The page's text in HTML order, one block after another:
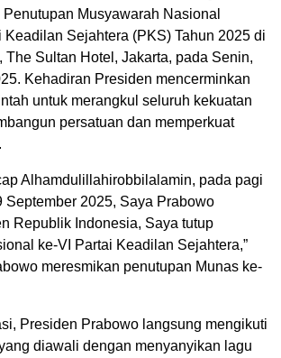
Musyawarah Nasional
Keadilan Sejahtera (PKS) Tahun 2025 di
The Sultan Hotel, Jakarta, pada Senin,
Kehadiran Presiden mencerminkan
untuk merangkul seluruh kekuatan
persatuan dan memperkuat
Alhamdulillahirobbilalamin, pada pagi
September 2025, Saya Prabowo
Republik Indonesia, Saya tutup
ke-VI Partai Keadilan Sejahtera,”
meresmikan penutupan Munas ke-
Presiden Prabowo langsung mengikuti
diawali dengan menyanyikan lagu